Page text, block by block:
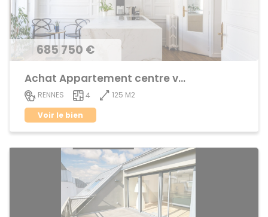
685 750 €
Achat Appartement centre ville
RENNES 4
125 M2
Voir le bien